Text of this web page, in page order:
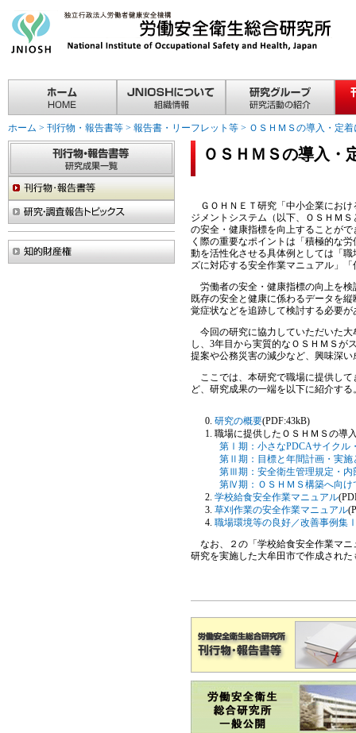
ホーム > 刊行物・報告書等 > 報告書・リーフレット等 > ＯＳＨＭＳの導入・定
ＯＳＨＭＳの導入・
ＧＯＨＮＥＴ研究「中小企業におけ
ジメントシステム（以下、ＯＳＨＭ
の安全・健康指標を向上することが
く際の重要なポイントは「積極的な
動を活性化させる具体例としては「
ズに対応する安全作業マニュアル」
労働者の安全・健康指標の向上を検
既存の安全と健康に係わるデータを
覚症状などを追跡して検討する必要が
今回の研究に協力していただいた大
し、3年目から実質的なＯＳＨＭＳが
提案や公務災害の減少など、興味深
ここでは、本研究で職場に提供して
ど、研究成果の一端を以下に紹介する
研究の概要(PDF:43kB)
職場に提供したＯＳＨＭＳの導
第Ⅰ期：小さなPDCAサイクル
第Ⅱ期：目標と年間計画・実施
第Ⅲ期：安全衛生管理規定・内
第Ⅳ期：ＯＳＨＭＳ構築へ向け
学校給食安全作業マニュアル
草刈作業の安全作業マニュアル
職場環境等の良好／改善事例集
なお、２の「学校給食安全作業マニ
研究を実施した大牟田市で作成され